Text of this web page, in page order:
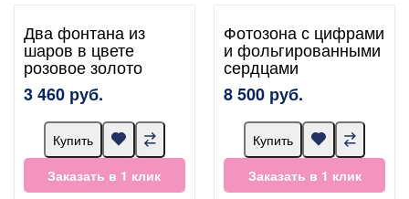
Два фонтана из
шаров в цвете
розовое золото
3 460 руб.
Купить
Заказать в 1 клик
Фотозона с цифрами
и фольгированными
сердцами
8 500 руб.
Купить
Заказать в 1 клик